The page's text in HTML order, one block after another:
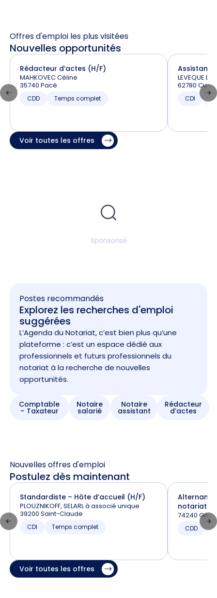
Offres d'emploi les plus visitées
Nouvelles opportunités
Rédacteur d’actes (H/F)
MAHKOVEC Céline
35740 Pacé
CDD Temps complet
Assistant
LEVEQUE
62780 Cucq
CDI
Voir toutes les offres
Sponsorisé
Postes recommandés
Explorez les recherches d'emploi
suggérées
L’Agenda du Notariat, c’est bien plus qu’une
plateforme : c’est un espace dédié aux
professionnels et futurs professionnels du
notariat à la recherche de nouvelles
opportunités.
Comptable
– Taxateur
Notaire
salarié
Notaire
assistant
Rédacteur
d’actes
Nouvelles offres d'emploi
Postulez dès maintenant
Standardiste – Hôte d’accueil (H/F)
PLOUZNIKOFF, SELARL à associé unique
39200 Saint-Claude
CDI Temps complet
notariat
74240
CDD
Voir toutes les offres